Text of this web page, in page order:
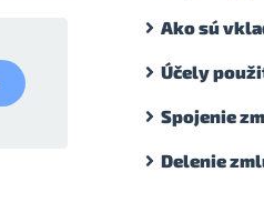
Ako sú
Účely
Spojenie
Delenie